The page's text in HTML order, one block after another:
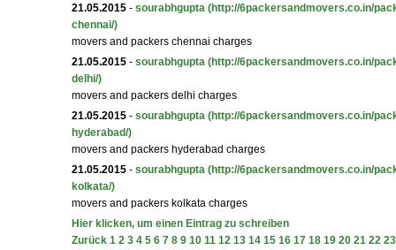
21.05.2015 - sourabhgupta (http://6packersandmovers.co.in/
chennai/)
movers and packers chennai charges
21.05.2015 - sourabhgupta (http://6packersandmovers.co.in/
delhi/)
movers and packers delhi charges
21.05.2015 - sourabhgupta (http://6packersandmovers.co.in/
hyderabad/)
movers and packers hyderabad charges
21.05.2015 - sourabhgupta (http://6packersandmovers.co.in/
kolkata/)
movers and packers kolkata charges
Hier klicken, um einen Eintrag zu schreiben
Zurück 1 2 3 4 5 6 7 8 9 10 11 12 13 14 15 16 17 18 19 20 21 22 23